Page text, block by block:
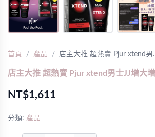
首頁 產品 店主大推 超熱賣 Pjur xtend
店主大推 超熱賣 Pjur xtend男士JJ增大
NT$1,611
分類: 產品